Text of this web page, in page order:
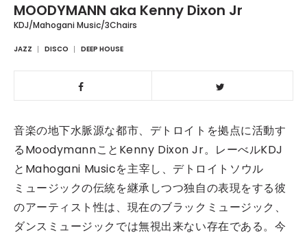
MOODYMANN aka Kenny Dixon Jr
KDJ/Mahogani Music/3Chairs
JAZZ DISCO DEEP HOUSE
音楽の地下水脈源な都市、デトロイトを拠点に活動す
るMoodymannことKenny Dixon Jr。レーべルKDJ
とMahogani Musicを主宰し、デトロイトソウル
ミュージックの伝統を継承しつつ独自の表現をする彼
のアーティスト性は、現在のブラックミュージック、
ダンスミュージックでは無視出来ない存在である。今